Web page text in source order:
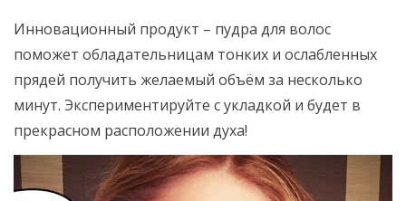
Инновационный продукт – пудра для волос
поможет обладательницам тонких и ослабленных
прядей получить желаемый объём за несколько
минут. Экспериментируйте с укладкой и будет в
прекрасном расположении духа!